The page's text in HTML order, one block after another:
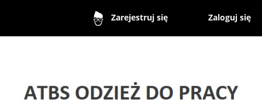
Zarejestruj się Zaloguj się